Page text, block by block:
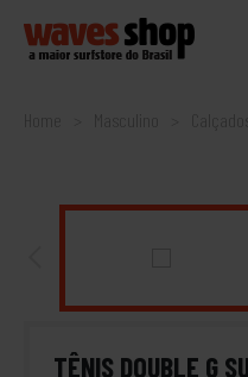
Home
TÊNIS DOUBLE G